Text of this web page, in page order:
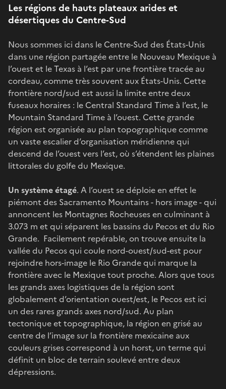
Les régions de hauts plateaux arides et
désertiques du Centre-Sud
Nous sommes ici dans le Centre-Sud des États-Unis
dans une région partagée entre le Nouveau Mexique à
l’ouest et le Texas à l’est par une frontière tracée au
cordeau, comme très souvent aux États-Unis. Cette
frontière nord/sud est aussi la limite entre deux
fuseaux horaires : le Central Standard Time à l’est, le
Mountain Standard Time à l’ouest. Cette grande
région est organisée au plan topographique comme
un vaste escalier d’organisation méridienne qui
descend de l’ouest vers l’est, où s’étendent les plaines
littorales du golfe du Mexique.
Un système étagé. A l’ouest se déploie en effet le
piémont des Sacramento Mountains - hors image - qui
annoncent les Montagnes Rocheuses en culminant à
3.073 m et qui séparent les bassins du Pecos et du Rio
Grande. Facilement repérable, on trouve ensuite la
vallée du Pecos qui coule nord-ouest/sud-est pour
rejoindre hors-image le Rio Grande qui marque la
frontière avec le Mexique tout proche. Alors que tous
les grands axes logistiques de la région sont
globalement d’orientation ouest/est, le Pecos est ici
un des rares grands axes nord/sud. Au plan
tectonique et topographique, la région en grisé au
centre de l’image sur la frontière mexicaine aux
couleurs grises correspond à un horst, un terme qui
définit un bloc de terrain soulevé entre deux
dépressions.